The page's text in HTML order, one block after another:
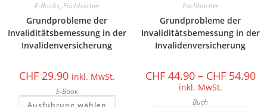
E-Books, Fachbücher
Grundprobleme der
Invaliditätsbemessung in der
Invalidenversicherung
CHF29.90 inkl. MwSt.
E-Book
Ausführung wählen
Fachbücher
Grundprobleme der
Invaliditätsbemessung in der
Invalidenversicherung
CHF44.90 – CHF54.90
inkl. MwSt.
Buch